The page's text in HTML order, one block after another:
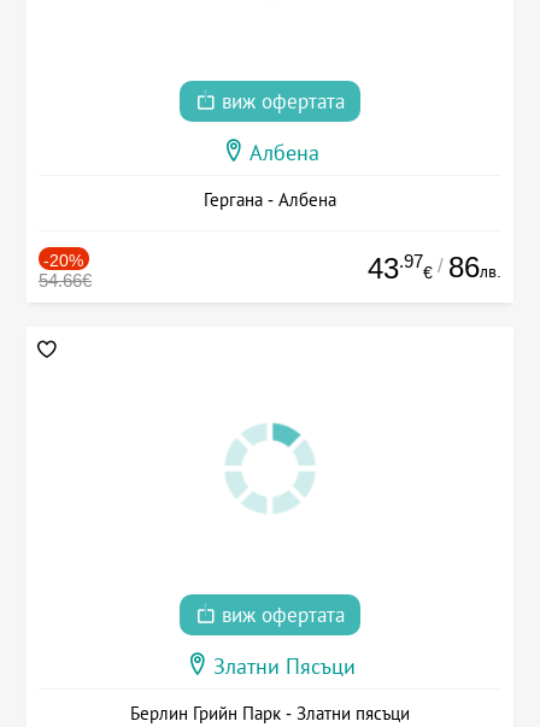
виж офертата
Албена
Гергана - Албена
-20%
54.66€ 43.97
€ / 86лв.
виж офертата
Златни Пясъци
Берлин Грийн Парк - Златни пясъци